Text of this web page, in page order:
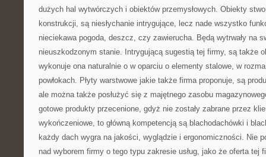
dużych hal wytwórczych i obiektów przemysłowych. Obiekty
konstrukcji, są niesłychanie intrygujące, lecz nade wszystko
nieciekawa pogoda, deszcz, czy zawierucha. Będą wytrwały na
nieuszkodzonym stanie. Intrygującą sugestią tej firmy, są także
wykonuje ona naturalnie o w oparciu o elementy stalowe, w
powłokach. Płyty warstwowe jakie także firma proponuje, są
ale można także posłużyć się z majętnego zasobu
gotowe produkty przecenione, gdyż nie zostały zabrane przez
wykończeniowe, to główną kompetencją są blachodachówki i
każdy dach wygra na jakości, wyglądzie i ergonomiczności. Nie
nad wyborem firmy o tego typu zakresie usług, jako że oferta tej